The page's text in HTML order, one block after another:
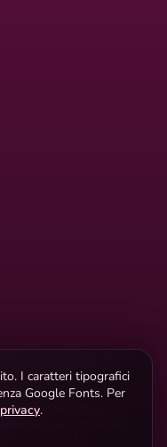
citati (es. WhatsApp,
non implicano affiliazione.
I caratteri tipografici
Google Fonts. Per
privacy.